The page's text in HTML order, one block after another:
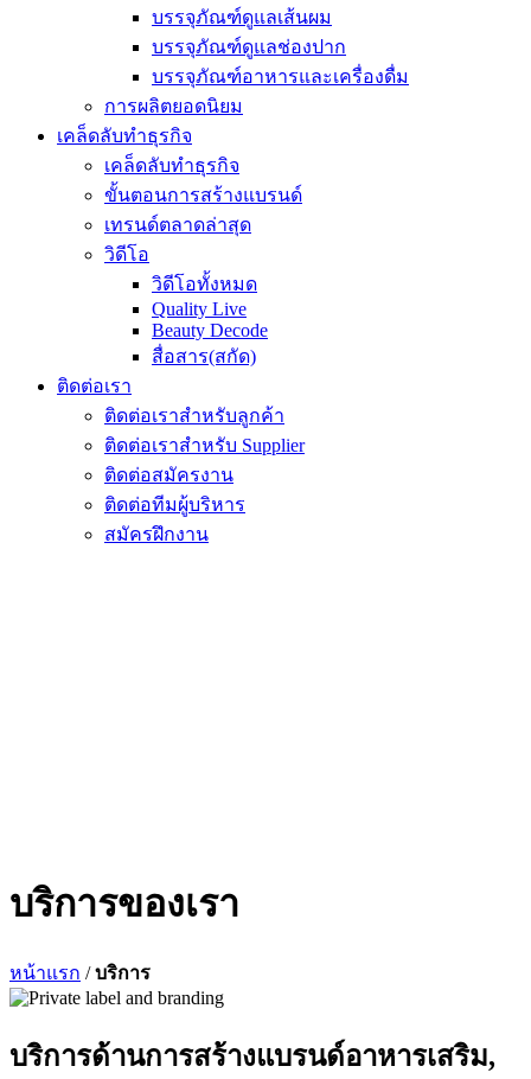
บรรจุภัณฑ์ดูแลเส้นผม
บรรจุภัณฑ์ดูแลช่องปาก
บรรจุภัณฑ์อาหารและเครื่องดื่ม
การผลิตยอดนิยม
เคล็ดลับทำธุรกิจ
เคล็ดลับทำธุรกิจ
ขั้นตอนการสร้างแบรนด์
เทรนด์ตลาดล่าสุด
วิดีโอ
วิดีโอทั้งหมด
Quality Live
Beauty Decode
สื่อสาร(สกัด)
ติดต่อเรา
ติดต่อเราสำหรับลูกค้า
ติดต่อเราสำหรับ Supplier
ติดต่อสมัครงาน
ติดต่อทีมผู้บริหาร
สมัครฝึกงาน
บริการของเรา
หน้าแรก /บริการ
บริการด้านการสร้างแบรนด์อาหารเสริม,